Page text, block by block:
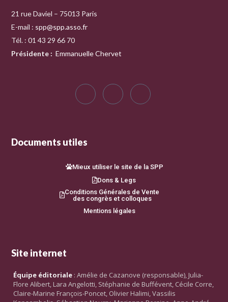
21 rue Daviel – 75013 Paris
E-mail : spp@spp.asso.fr
Tél. : 01 43 29 66 70
Présidente : Emmanuelle Chervet
Documents utiles
Mieux utiliser le site de la SPP
Dons & Legs
Conditions Générales de Vente
des congrès et colloques
Mentions légales
Site internet
Équipe éditoriale : Amélie de Cazanove (responsable), Julia-
Flore Alibert, Lara Angelotti, Stéphanie de Buffévent, Cécile Corre,
Claire-Marine François-Poncet, Olivier Halimi, Vassilis